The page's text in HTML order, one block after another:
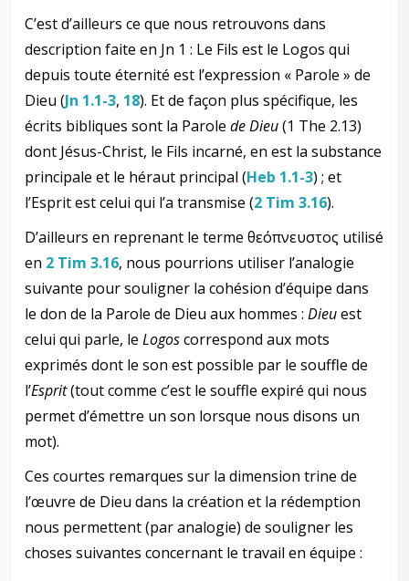
C’est d’ailleurs ce que nous retrouvons dans
description faite en Jn 1 : Le Fils est le Logos qui
depuis toute éternité est l’expression « Parole » de
Dieu (Jn 1.1-3, 18). Et de façon plus spécifique, les
écrits bibliques sont la Parole de Dieu(1 The 2.13)
dont Jésus-Christ, le Fils incarné, en est la substance
principale et le héraut principal (Heb 1.1-3) ; et
l’Esprit est celui qui l’a transmise (2 Tim 3.16).
D’ailleurs en reprenant le terme θεόπνευστος utilisé
en 2 Tim 3.16, nous pourrions utiliser l’analogie
suivante pour souligner la cohésion d’équipe dans
le don de la Parole de Dieu aux hommes :Dieuest
celui qui parle, leLogoscorrespond aux mots
exprimés dont le son est possible par le souffle de
l’Esprit(tout comme c’est le souffle expiré qui nous
permet d’émettre un son lorsque nous disons un
mot).
Ces courtes remarques sur la dimension trine de
l’œuvre de Dieu dans la création et la rédemption
nous permettent (par analogie) de souligner les
choses suivantes concernant le travail en équipe :